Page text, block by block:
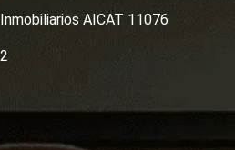
AICAT 11076